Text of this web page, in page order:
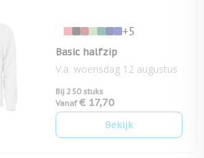
+5
Basic halfzip
V.a. woensdag 12 augustus
Bij 250 stuks
Vanaf € 17,70
Bekijk